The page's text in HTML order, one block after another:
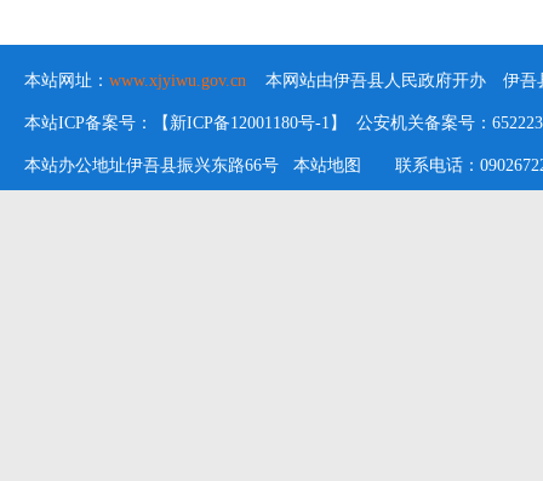
本站网址： www.xjyiwu.gov.cn 本网站由伊吾县人民政府开办 伊吾
本站ICP备案号：【新ICP备12001180号-1】 公安机关备案号：
本站办公地址伊吾县振兴东路66号 本站地图 联系电话：